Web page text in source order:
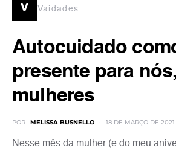
v Vaidades
Autocuidado
presente para nós,
mulheres
POR MELISSA BUSNELLO 18 DE MARÇO DE 2021
Nesse mês da mulher (e do meu